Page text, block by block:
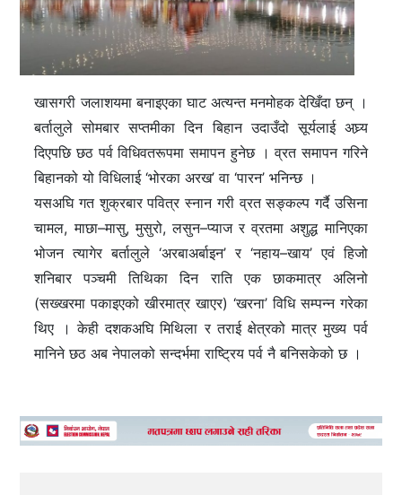
खासगरी जलाशयमा बनाइएका घाट अत्यन्त मनमोहक देखिँदा छन् ।
बर्तालुले सोमबार सप्तमीका दिन बिहान उदाउँदो सूर्यलाई अघ्र्य
दिएपछि छठ पर्व विधिवतरूपमा समापन हुनेछ । व्रत समापन गरिने
बिहानको यो विधिलाई ‘भोरका अरख’ वा ‘पारन’ भनिन्छ ।
यसअघि गत शुक्रबार पवित्र स्नान गरी व्रत सङ्कल्प गर्दै उसिना
चामल, माछा–मासु, मुसुरो, लसुन–प्याज र व्रतमा अशुद्ध मानिएका
भोजन त्यागेर बर्तालुले ‘अरबाअर्बाइन’ र ‘नहाय–खाय’ एवं हिजो
शनिबार पञ्चमी तिथिका दिन राति एक छाकमात्र अलिनो
(सख्खरमा पकाइएको खीरमात्र खाएर) ‘खरना’ विधि सम्पन्न गरेका
थिए । केही दशकअघि मिथिला र तराई क्षेत्रको मात्र मुख्य पर्व
मानिने छठ अब नेपालको सन्दर्भमा राष्ट्रिय पर्व नै बनिसकेको छ ।